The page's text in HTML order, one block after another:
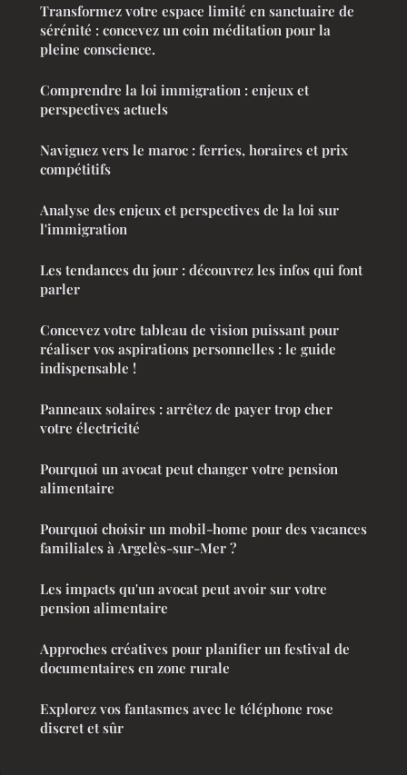
Transformez votre espace limité en sanctuaire de
sérénité : concevez un coin méditation pour la
pleine conscience.
Comprendre la loi immigration : enjeux et
perspectives actuels
Naviguez vers le maroc : ferries, horaires et prix
compétitifs
Analyse des enjeux et perspectives de la loi sur
l'immigration
Les tendances du jour : découvrez les infos qui font
parler
Concevez votre tableau de vision puissant pour
réaliser vos aspirations personnelles : le guide
indispensable !
Panneaux solaires : arrêtez de payer trop cher
votre électricité
Pourquoi un avocat peut changer votre pension
alimentaire
Pourquoi choisir un mobil-home pour des vacances
familiales à Argelès-sur-Mer ?
Les impacts qu'un avocat peut avoir sur votre
pension alimentaire
Approches créatives pour planifier un festival de
documentaires en zone rurale
Explorez vos fantasmes avec le téléphone rose
discret et sûr